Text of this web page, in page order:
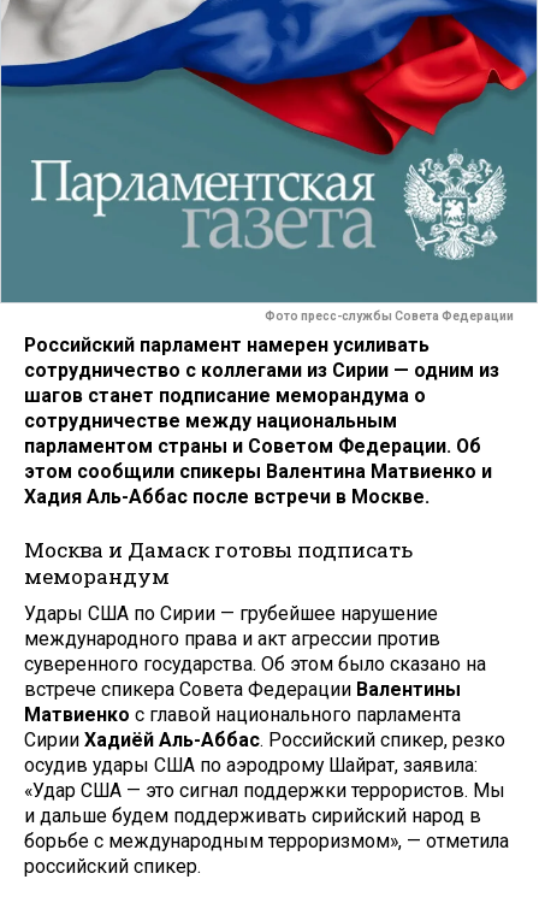
Фото пресс-службы Совета Федерации
Российский парламент намерен усиливать
сотрудничество с коллегами из Сирии — одним из
шагов станет подписание меморандума о
сотрудничестве между национальным
парламентом страны и Советом Федерации. Об
этом сообщили спикеры Валентина Матвиенко и
Хадия Аль-Аббас после встречи в Москве.
Москва и Дамаск готовы подписать
меморандум
Удары США по Сирии — грубейшее нарушение
международного права и акт агрессии против
суверенного государства. Об этом было сказано на
встрече спикера Совета Федерации Валентины
Матвиенко с главой национального парламента
Сирии Хадиёй Аль-Аббас. Российский спикер, резко
осудив удары США по аэродрому Шайрат, заявила:
«Удар США — это сигнал поддержки террористов. Мы
и дальше будем поддерживать сирийский народ в
борьбе с международным терроризмом», — отметила
российский спикер.